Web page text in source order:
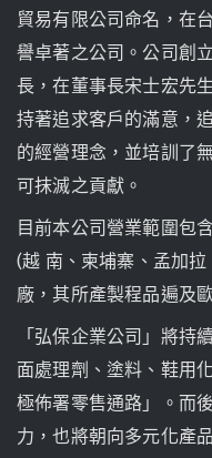
貿易有限公司命名，在
譽卓著之公司。公司創
長，在董事長宋士宏先
持著追求客戶的滿意，
的經營理念，並培訓了
可抹滅之貢獻。
目前本公司營業範圍包
(越 南、柬埔寨、孟加
廠，其所產製程品遍及
「弘保企業公司」將持
面處理劑、塗料、鞋用
極佈署零售通路」。而
力，也將朝向多元化產